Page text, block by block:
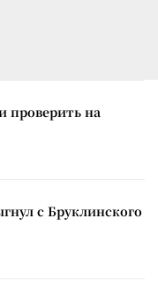
проверить на
с Бруклинского